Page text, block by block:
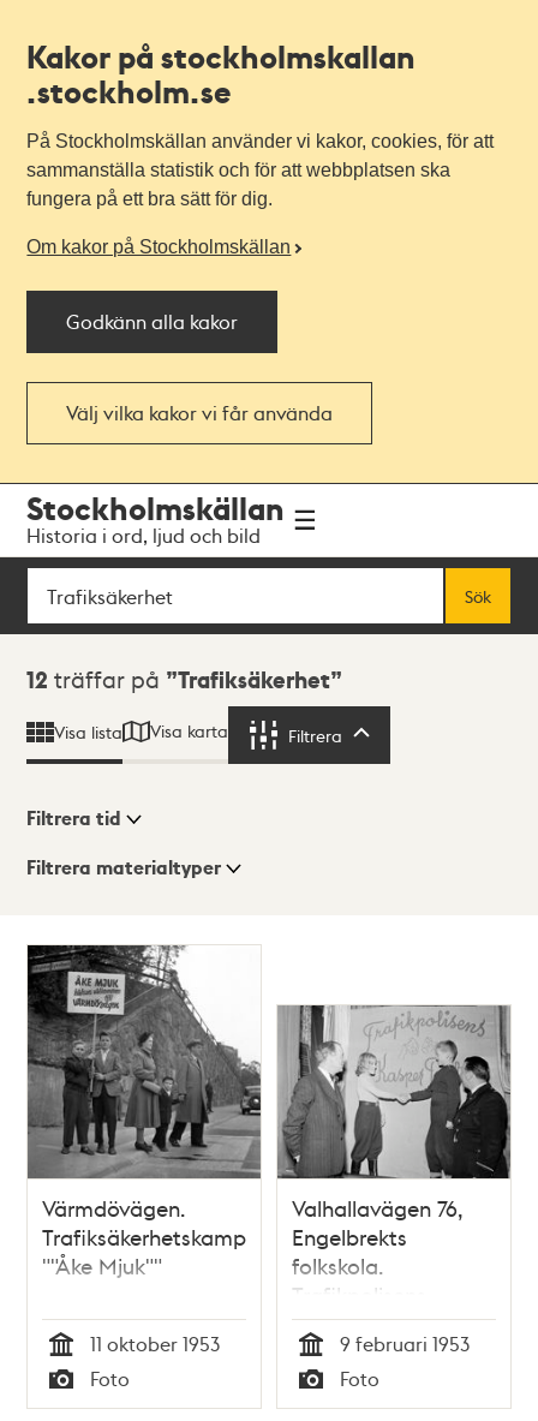
Kakor på stockholmskallan
.stockholm.se
På Stockholmskällan använder vi kakor, cookies, för att
sammanställa statistik och för att webbplatsen ska
fungera på ett bra sätt för dig.
Om kakor på Stockholmskällan
Godkänn alla kakor
Välj vilka kakor vi får använda
navigationen
huvudinnehållet
Stockholmskällan
Historia i ord, ljud och bild
Sök
Sök
Sökresultat
12 träffar på Trafiksäkerhet
Visa lista Visa karta Filtrera
Visningsläge
Lista
Karta
Filtrera tid
Filtrera materialtyper
träffar
Värmdövägen.
Trafiksäkerhetskampanjen
""Åke Mjuk""
Tid
11 oktober 1953
Typ
Foto
Valhallavägen 76,
Engelbrekts
folkskola.
Trafikpolisens
Kasperteater om
trafiksäkerhet
Tid
9 februari 1953
Typ
Foto